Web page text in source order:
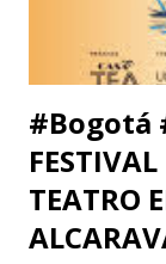
respeto. Así es
que me ll...
#Bogotá
TEATRO